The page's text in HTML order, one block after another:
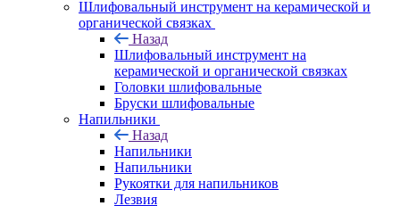
Шлифовальный инструмент на керамической и
органической связках
Назад
Шлифовальный инструмент на
керамической и органической связках
Головки шлифовальные
Бруски шлифовальные
Напильники
Назад
Напильники
Напильники
Рукоятки для напильников
Лезвия